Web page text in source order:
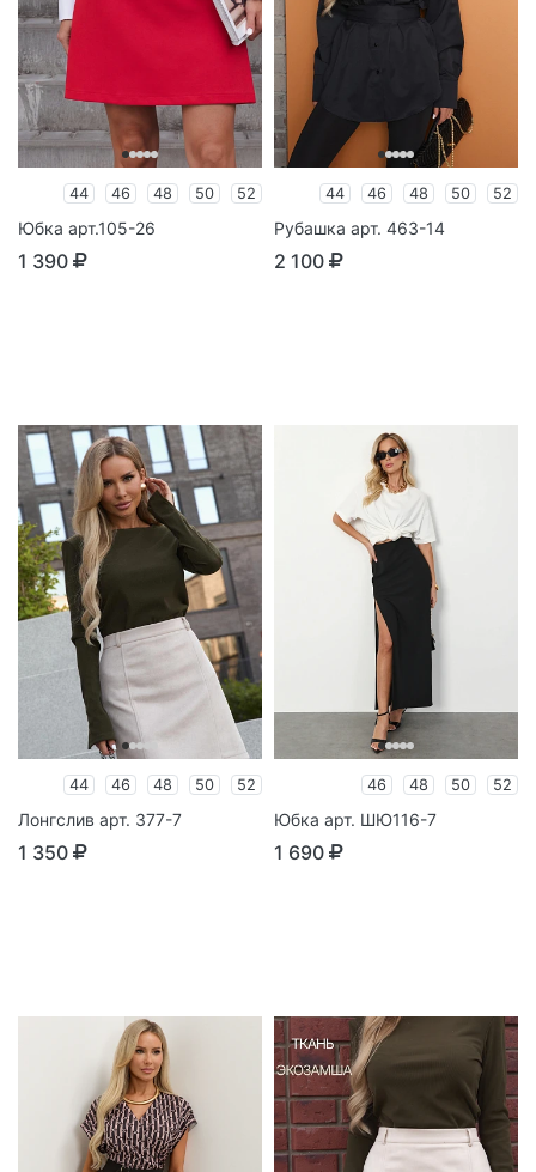
44 46 48 50 52
Юбка арт.105-26
1 390
44 46 48 50 52
Рубашка арт. 463-14
2 100
44 46 48 50 52
Лонгслив арт. 377-7
1 350
46 48 50 52
Юбка арт. ШЮ116-7
1 690